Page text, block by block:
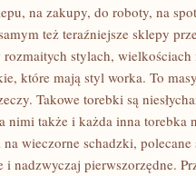
na zakupy, do roboty, na
też teraźniejsze sklepy
stylach, wielkościach
które mają styl worka. To
Takowe torebki są
nimi także i każda inna torebka
wieczorne schadzki,
nadzwyczaj pierwszorzędne.